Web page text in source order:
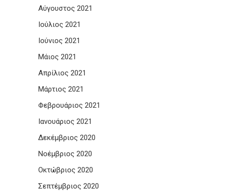
Αύγουστος 2021
Ιούλιος 2021
Ιούνιος 2021
Μάιος 2021
Απρίλιος 2021
Μάρτιος 2021
Φεβρουάριος 2021
Ιανουάριος 2021
Δεκέμβριος 2020
Νοέμβριος 2020
Οκτώβριος 2020
Σεπτέμβριος 2020